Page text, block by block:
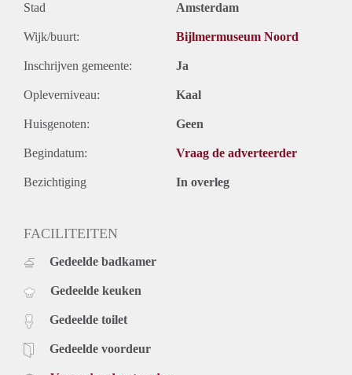
Stad Amsterdam
Wijk/buurt: Bijlmermuseum Noord
Inschrijven gemeente: Ja
Opleverniveau: Kaal
Huisgenoten: Geen
Begindatum: Vraag de adverteerder
Bezichtiging In overleg
FACILITEITEN
Gedeelde badkamer
Gedeelde keuken
Gedeelde toilet
Gedeelde voordeur